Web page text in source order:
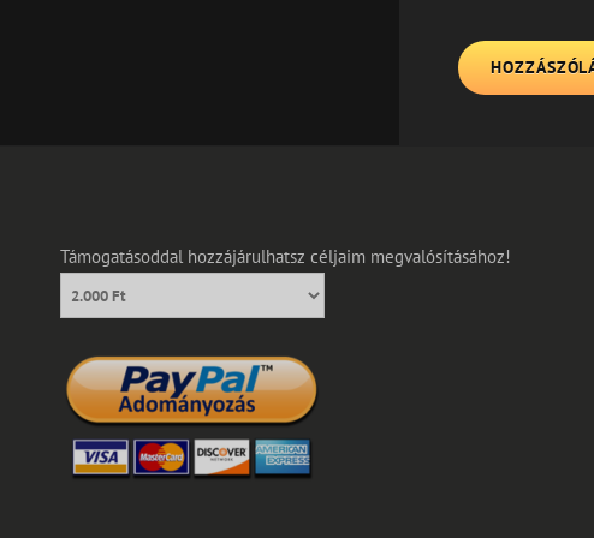
Támogatásoddal hozzájárulhatsz céljaim megvalósításához!